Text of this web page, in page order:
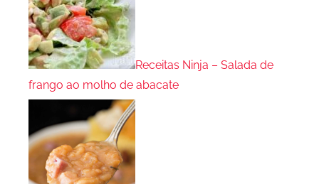
Receitas Ninja – Salada de
frango ao molho de abacate